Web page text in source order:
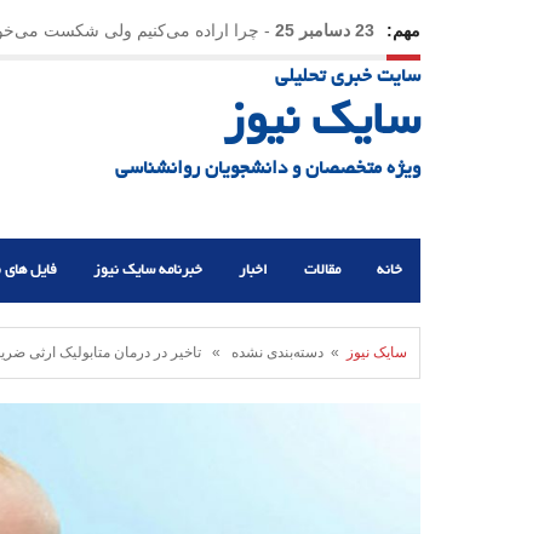
مهم: 23 دسامبر 25 - چرا اراده می‌کنیم ولی شکست
21 دسامبر 25
سایت خبری تحلیلی
سایک نیوز
ویژه متخصصان و دانشجویان روانشناسی
خانه مقالات اخبار خبرنامه سایک نیوز فایل
سایک نیوز » دسته‌بندی نشده » تاخیر در درمان متابولیک ارثی